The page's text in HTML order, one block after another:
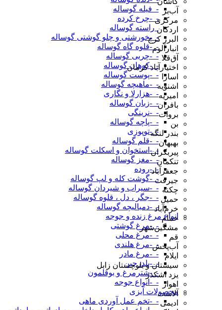
-_فیله گوساله
-_-چرخ کرده
_راسته گوساله
-_-خورشتی و چلو گوشتی گوساله
-_-قلوه گاه گوساله
-_-چربی گوساله
-_-کوهان گوساله
-_-پوست گوساله
-_-ماهیچه گوساله
-_-هزارلا و نگاری
-_-زبان گوساله
-_-نرینگی
-_-پاچه گوساله
-_-توپوزی
-_-قلم گوساله
-_-استخوان و اسکلت گوساله
-_-مغز گوساله
-_-روده
-_-گوشت کله و لپ گوساله
-_-سیراب و شیردان گوساله
-_-جگر ، دل ، قلوه گوساله
-_-دمبالیچه گوساله
انواع مرغ زنده و جوجه
-_-مرغ گوشتی
-_-مرغ محلی
-_-مرغ هلندی
-_-مرغ مادر
-_-بلدرچین
-_-شترمرغ و بوقلمون
-_-انواع جوجه
محصولات آبزی
-_-تخم عمل آوردی ماهی
آب‌بر
مرکزی
اردکان
البرز کرج
انبارآلوم
آق‌قلا
اختیارآباد کرمان
اسارا
اشنویه
امیریه
بافران
بروات
بن
بندر لنگه
بهبهان
پیربکران
تنکمان
جعفرآباد
جیرفت
چکنه
حمیل
خرم‌آباد
خمام
مشگین‌شهر
قم
آب‌پخش
ایلام
سیستان و بلوچستان زابل
یزد اشکذر
اهواز
آلاشت
ادیمی